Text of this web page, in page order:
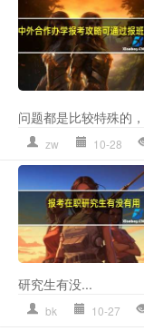
问题都是比较特殊的
zw 10-28
研究生有没...
bk 10-27